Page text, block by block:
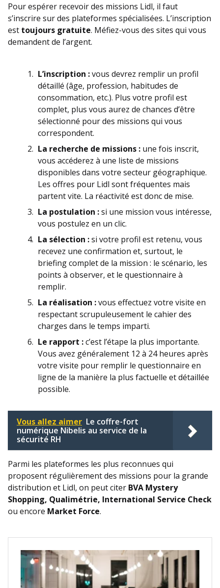
Pour espérer recevoir des missions Lidl, il faut
s’inscrire sur des plateformes spécialisées. L’inscription
est toujours gratuite. Méfiez-vous des sites qui vous
demandent de l’argent.
L’inscription :vous devrez remplir un profil
détaillé (âge, profession, habitudes de
consommation, etc.). Plus votre profil est
complet, plus vous aurez de chances d’être
sélectionné pour des missions qui vous
correspondent.
La recherche de missions : une fois inscrit,
vous accéderez à une liste de missions
disponibles dans votre secteur géographique.
Les offres pour Lidl sont fréquentes mais
partent vite. La réactivité est donc de mise.
La postulation :si une mission vous intéresse,
vous postulez en un clic.
La sélection :si votre profil est retenu, vous
recevez une confirmation et, surtout, le
briefing complet de la mission : le scénario, les
points à observer, et le questionnaire à
remplir.
La réalisation :vous effectuez votre visite en
respectant scrupuleusement le cahier des
charges dans le temps imparti.
Le rapport :c’est l’étape la plus importante.
Vous avez généralement 12 à 24 heures après
votre visite pour remplir le questionnaire en
ligne de la manière la plus factuelle et détaillée
possible.
Vous allez aimer Le coffre-fort
numérique Nibelis au service de la
sécurité RH
Parmi les plateformes les plus reconnues qui
proposent régulièrement des missions pour la grande
distribution et Lidl, on peut citer BVA Mystery
Shopping, Qualimétrie, International Service Check
ou encore Market Force.